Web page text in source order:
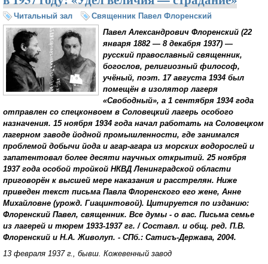
Читальный зал
Священник Павел Флоренский
Павел Александрович Флоренский (22
января 1882 — 8 декабря 1937) —
русский православный священник,
богослов, религиозный философ,
учёный, поэт. 17 августа 1934 был
помещён в изолятор лагеря
«Свободный», а 1 сентября 1934 года
отправлен со спецконвоем в Соловецкий лагерь особого
назначения. 15 ноября 1934 года начал работать на Соловецком
лагерном заводе йодной промышленности, где занимался
проблемой добычи йода и агар-агара из морских водорослей и
запатентовал более десяти научных открытий. 25 ноября
1937 года особой тройкой НКВД Ленинградской области
приговорён к высшей мере наказания и расстрелян. Ниже
приведен текст письма Павла Флоренского его жене, Анне
Михайловне (урожд. Гиацинтовой). Цитируется по изданию:
Флоренский Павел, священник. Все думы - о вас. Письма семье
из лагерей и тюрем 1933-1937 гг. / Составл. и общ. ред. П.В.
Флоренский и Н.А. Живолуп. - СПб.: Сатисъ-Держава, 2004.
13 февраля 1937 г., бывш. Кожевенный завод